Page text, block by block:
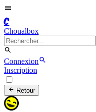
C
Choualbox
Connexion
Inscription
Retour